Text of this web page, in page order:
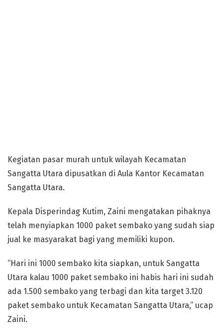
Kegiatan pasar murah untuk wilayah Kecamatan
Sangatta Utara dipusatkan di Aula Kantor Kecamatan
Sangatta Utara.
Kepala Disperindag Kutim, Zaini mengatakan pihaknya
telah menyiapkan 1000 paket sembako yang sudah siap
jual ke masyarakat bagi yang memiliki kupon.
“Hari ini 1000 sembako kita siapkan, untuk Sangatta
Utara kalau 1000 paket sembako ini habis hari ini sudah
ada 1.500 sembako yang terbagi dan kita target 3.120
paket sembako untuk Kecamatan Sangatta Utara,” ucap
Zaini.